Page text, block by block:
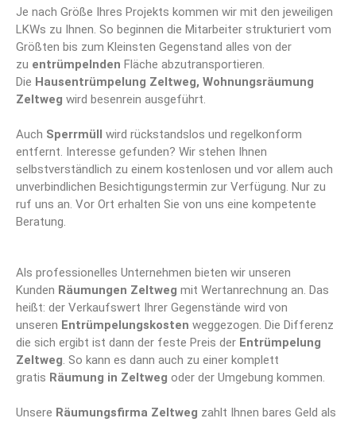
Je nach Größe Ihres Projekts kommen wir mit den jeweiligen
LKWs zu Ihnen. So beginnen die Mitarbeiter strukturiert vom
Größten bis zum Kleinsten Gegenstand alles von der
zu entrümpelnden Fläche abzutransportieren.
Die Hausentrümpelung Zeltweg, Wohnungsräumung
Zeltweg wird besenrein ausgeführt.
Auch Sperrmüll wird rückstandslos und regelkonform
entfernt. Interesse gefunden? Wir stehen Ihnen
selbstverständlich zu einem kostenlosen und vor allem auch
unverbindlichen Besichtigungstermin zur Verfügung. Nur zu
ruf uns an. Vor Ort erhalten Sie von uns eine kompetente
Beratung.
Als professionelles Unternehmen bieten wir unseren
Kunden Räumungen Zeltweg mit Wertanrechnung an. Das
heißt: der Verkaufswert Ihrer Gegenstände wird von
unseren Entrümpelungskosten weggezogen. Die Differenz
die sich ergibt ist dann der feste Preis der Entrümpelung
Zeltweg. So kann es dann auch zu einer komplett
gratis Räumung in Zeltweg oder der Umgebung kommen.
Unsere Räumungsfirma Zeltweg zahlt Ihnen bares Geld als